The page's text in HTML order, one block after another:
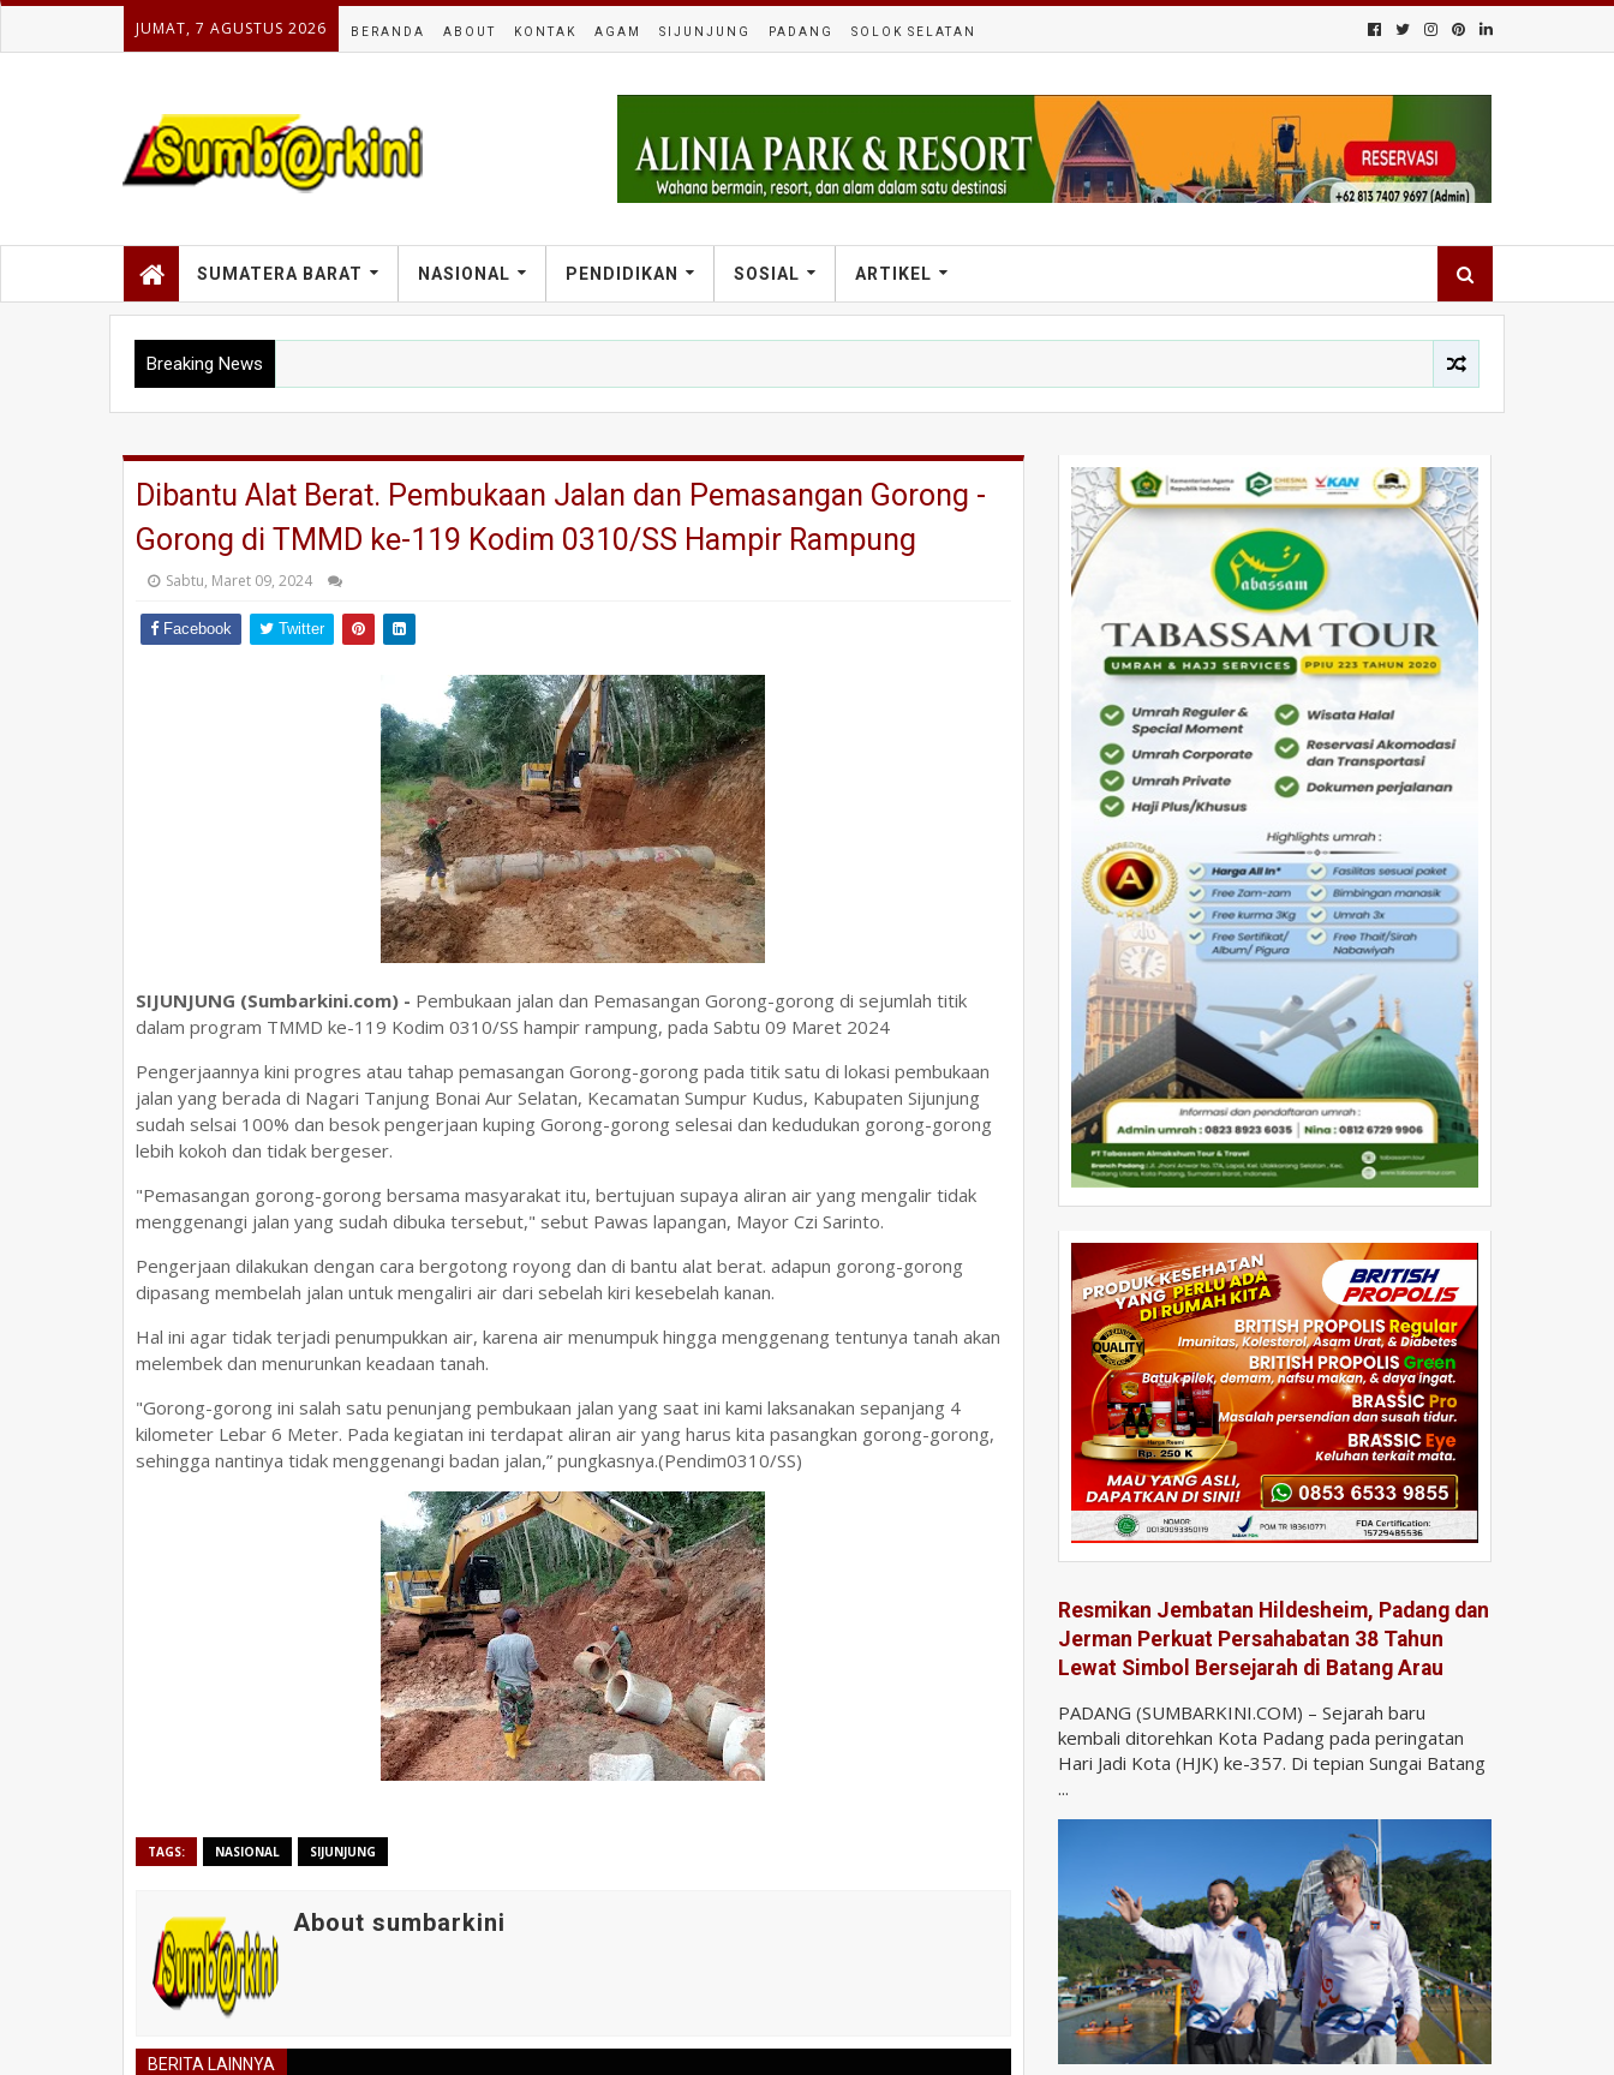
JUMAT, 7 AGUSTUS 2026 BERANDA ABOUT KONTAK AGAM SIJUNJUNG PADANG SOLOK SELATAN
SUMATERA BARAT NASIONAL PENDIDIKAN SOSIAL ARTIKEL
Breaking News
Dibantu Alat Berat. Pembukaan Jalan dan Pemasangan Gorong -
Gorong di TMMD ke-119 Kodim 0310/SS Hampir Rampung
Sabtu, Maret 09, 2024
Facebook Twitter
SIJUNJUNG (Sumbarkini.com) - Pembukaan jalan dan Pemasangan Gorong-gorong di sejumlah titik
dalam program TMMD ke-119 Kodim 0310/SS hampir rampung, pada Sabtu 09 Maret 2024
Pengerjaannya kini progres atau tahap pemasangan Gorong-gorong pada titik satu di lokasi pembukaan
jalan yang berada di Nagari Tanjung Bonai Aur Selatan, Kecamatan Sumpur Kudus, Kabupaten Sijunjung
sudah selsai 100% dan besok pengerjaan kuping Gorong-gorong selesai dan kedudukan gorong-gorong
lebih kokoh dan tidak bergeser.
"Pemasangan gorong-gorong bersama masyarakat itu, bertujuan supaya aliran air yang mengalir tidak
menggenangi jalan yang sudah dibuka tersebut," sebut Pawas lapangan, Mayor Czi Sarinto.
Pengerjaan dilakukan dengan cara bergotong royong dan di bantu alat berat. adapun gorong-gorong
dipasang membelah jalan untuk mengaliri air dari sebelah kiri kesebelah kanan.
Hal ini agar tidak terjadi penumpukkan air, karena air menumpuk hingga menggenang tentunya tanah akan
melembek dan menurunkan keadaan tanah.
"Gorong-gorong ini salah satu penunjang pembukaan jalan yang saat ini kami laksanakan sepanjang 4
kilometer Lebar 6 Meter. Pada kegiatan ini terdapat aliran air yang harus kita pasangkan gorong-gorong,
sehingga nantinya tidak menggenangi badan jalan,” pungkasnya.(Pendim0310/SS)
TAGS: NASIONAL SIJUNJUNG
About sumbarkini
BERITA LAINNYA
Resmikan Jembatan Hildesheim, Padang dan
Jerman Perkuat Persahabatan 38 Tahun
Lewat Simbol Bersejarah di Batang Arau
PADANG (SUMBARKINI.COM) – Sejarah baru
kembali ditorehkan Kota Padang pada peringatan
Hari Jadi Kota (HJK) ke-357. Di tepian Sungai Batang
...